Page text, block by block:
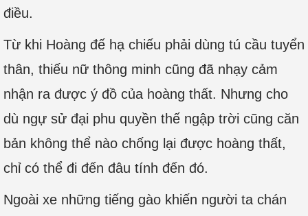
điều.
Từ khi Hoàng đế hạ chiếu phải dùng tú cầu tuyển
thân, thiếu nữ thông minh cũng đã nhạy cảm
nhận ra được ý đồ của hoàng thất. Nhưng cho
dù ngự sử đại phu quyền thế ngập trời cũng căn
bản không thể nào chống lại được hoàng thất,
chỉ có thể đi đến đâu tính đến đó.
Ngoài xe những tiếng gào khiến người ta chán